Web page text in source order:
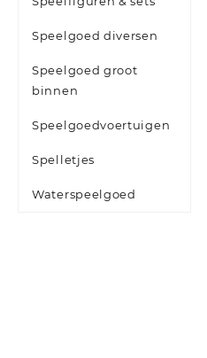
Speelgoed diversen
Speelgoed groot
binnen
Speelgoedvoertuigen
Spelletjes
Waterspeelgoed